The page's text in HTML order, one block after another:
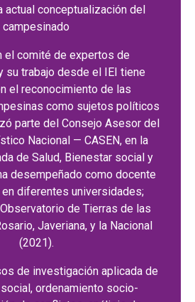
actual conceptualización del
campesinado
el comité de expertos de
su trabajo desde el IEI tiene
el reconocimiento de las
como sujetos políticos
parte del Consejo Asesor del
Nacional — CASEN, en la
de Salud, Bienestar social y
desempeñado como docente
diferentes universidades;
de Tierras de las
Javeriana, y la Nacional
(2021).
de investigación aplicada de
ordenamiento socio-